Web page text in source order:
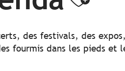
des festivals, des
fourmis dans les pieds et